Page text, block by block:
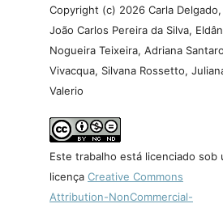
Copyright (c) 2026 Carla Delgado,
João Carlos Pereira da Silva,
Nogueira Teixeira, Adriana
Vivacqua, Silvana Rossetto,
Valerio
Este trabalho está licenciado sob
licença Creative Commons
Attribution-NonCommercial-